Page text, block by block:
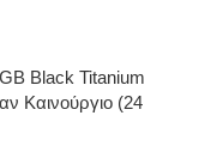
Black Titanium
Καινούργιο (24